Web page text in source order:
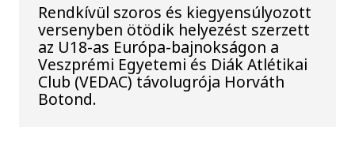
Rendkívül szoros és kiegyensúlyozott
versenyben ötödik helyezést szerzett
az U18-as Európa-bajnokságon a
Veszprémi Egyetemi és Diák Atlétikai
Club (VEDAC) távolugrója Horváth
Botond.